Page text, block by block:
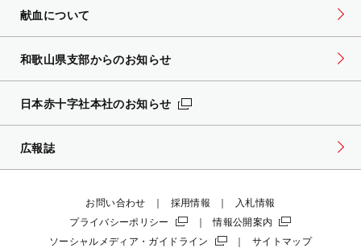
献血について
和歌山県支部からのお知らせ
日本赤十字社本社のお知らせ
広報誌
お問い合わせ 採用情報
入札情報
プライバシーポリシー
情報公開案内
ソーシャルメディア・ガイドライン
サイトマップ